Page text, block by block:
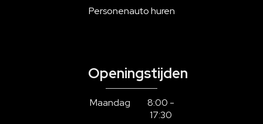
Personenauto huren
Openingstijden
Maandag
8:00 -
17:30